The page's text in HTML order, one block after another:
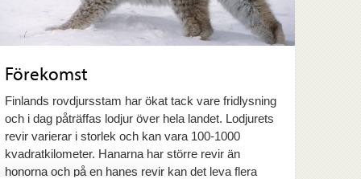
Förekomst
Finlands rovdjursstam har ökat tack vare fridlysning
och i dag påträffas lodjur över hela landet. Lodjurets
revir varierar i storlek och kan vara 100-1000
kvadratkilometer. Hanarna har större revir än
honorna och på en hanes revir kan det leva flera